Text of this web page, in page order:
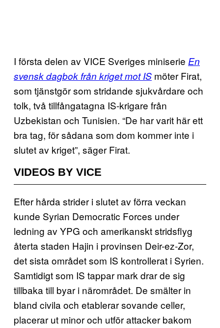
I första delen av VICE Sveriges miniserie En
svensk dagbok från kriget mot IS möter Firat,
som tjänstgör som stridande sjukvårdare och
tolk, två tillfångatagna IS-krigare från
Uzbekistan och Tunisien. “De har varit här ett
bra tag, för sådana som dom kommer inte i
slutet av kriget”, säger Firat.
VIDEOS BY VICE
Efter hårda strider i slutet av förra veckan
kunde Syrian Democratic Forces under
ledning av YPG och amerikanskt stridsflyg
återta staden Hajin i provinsen Deir-ez-Zor,
det sista området som IS kontrollerat i Syrien.
Samtidigt som IS tappar mark drar de sig
tillbaka till byar i närområdet. De smälter in
bland civila och etablerar sovande celler,
placerar ut minor och utför attacker bakom